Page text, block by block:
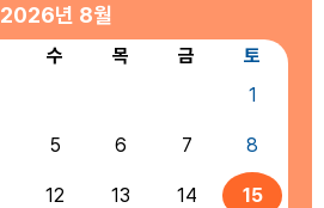
2026년 8월
수 목 금
토
1
5 6 7 8
12 13 14 15